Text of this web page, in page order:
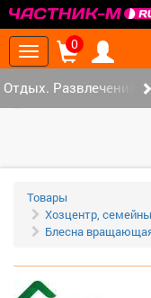
Toggle
navigation
0
Отдых. Развлечения.
Товары
Хозцентр,
Блесна
‹